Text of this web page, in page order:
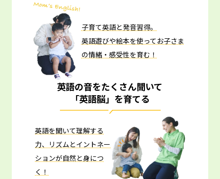
子育て英語と発音習得。
英語遊びや絵本を使ってお子さま
の情緒・感受性を育む！
英語の音をたくさん聞いて
「英語脳」を育てる
英語を聞いて理解する
力、リズムとイントネー
ションが自然と身につ
く！